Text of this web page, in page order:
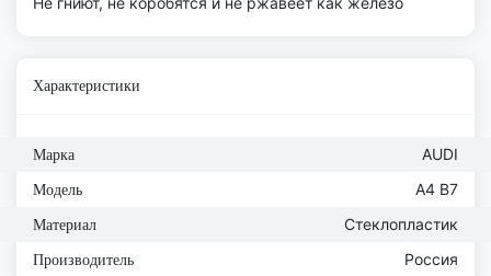
Характеристики
Марка AUDI
Модель A4 B7
Материал Стеклопластик
Производитель Россия